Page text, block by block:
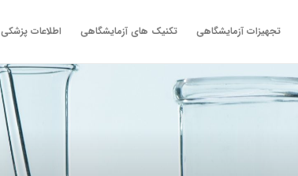
تجهیزات آزمایشگاهی تکنیک های آزمایشگاهی اطلاعات پزشکی